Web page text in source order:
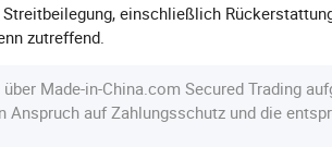
einschließlich
zutreffend.
Made-in-China.com Secured Trading
Anspruch auf Zahlungsschutz und die